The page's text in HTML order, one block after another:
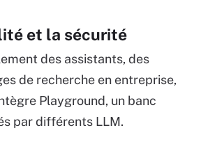
et la sécurité
des assistants, des
de recherche en entreprise,
Playground, un banc
par différents LLM.